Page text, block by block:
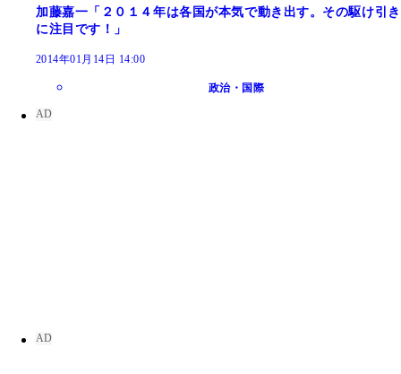
加藤嘉一「２０１４年は各国が本気で動き出す。その駆け引き
に注目です！」
2014年01月14日 14:00
政治・国際